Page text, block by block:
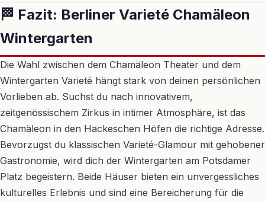
🏁 Fazit: Berliner Varieté Chamäleon
Wintergarten
Die Wahl zwischen dem Chamäleon Theater und dem
Wintergarten Varieté hängt stark von deinen persönlichen
Vorlieben ab. Suchst du nach innovativem,
zeitgenössischem Zirkus in intimer Atmosphäre, ist das
Chamäleon in den Hackeschen Höfen die richtige Adresse.
Bevorzugst du klassischen Varieté-Glamour mit gehobener
Gastronomie, wird dich der Wintergarten am Potsdamer
Platz begeistern. Beide Häuser bieten ein unvergessliches
kulturelles Erlebnis und sind eine Bereicherung für die